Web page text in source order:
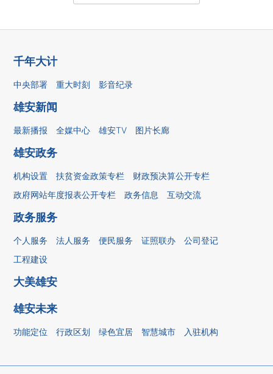
千年大计
中央部署 重大时刻 影音纪录
雄安新闻
最新播报 全媒中心 雄安TV 图片长廊
雄安政务
机构设置 扶贫资金政策专栏
财政预决算公开专栏
政府网站年度报表公开专栏
政务信息 互动交流
政务服务
个人服务 法人服务 便民服务 证照联办
公司登记
工程建设
大美雄安
雄安未来
功能定位 行政区划 绿色宜居 智慧城市 入驻机构